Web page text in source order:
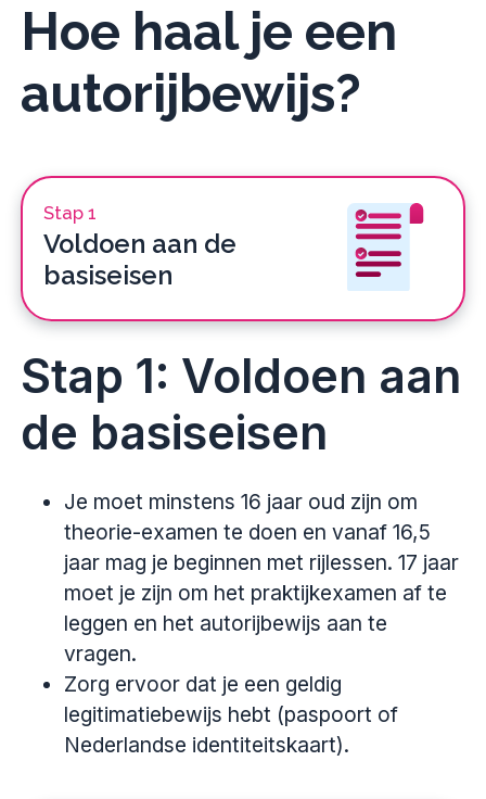
Hoe haal je een
autorijbewijs?
Stap 1
Voldoen aan de
basiseisen
Stap 1: Voldoen aan
de basiseisen
Je moet minstens 16 jaar oud zijn om
theorie-examen te doen en vanaf 16,5
jaar mag je beginnen met rijlessen. 17 jaar
moet je zijn om het praktijkexamen af te
leggen en het autorijbewijs aan te
vragen.
Zorg ervoor dat je een geldig
legitimatiebewijs hebt (paspoort of
Nederlandse identiteitskaart).